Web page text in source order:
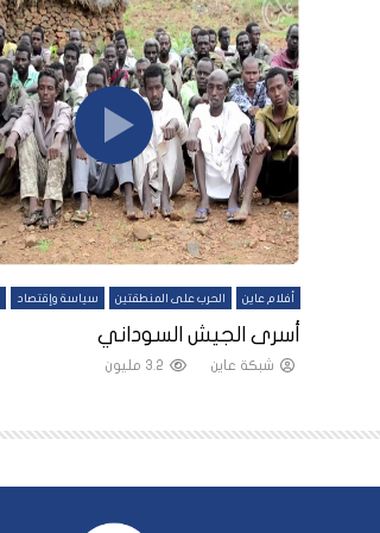
شاهد لاحقاً
أفلام عاين الحرب على المنطقتين سياسة وإقتصاد
أسرى الجيش السوداني
شبكة عاين 3.2 مليون